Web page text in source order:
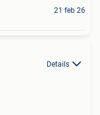
21 feb 26
Details